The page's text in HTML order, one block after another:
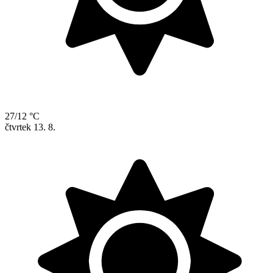
27/12 °C
čtvrtek 13. 8.